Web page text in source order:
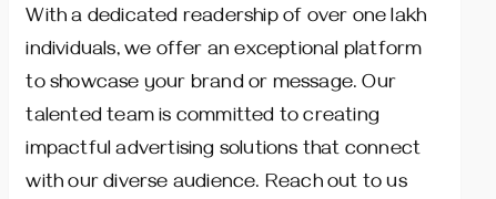
With a dedicated readership of over one lakh
individuals, we offer an exceptional platform
to showcase your brand or message. Our
talented team is committed to creating
impactful advertising solutions that connect
with our diverse audience. Reach out to us